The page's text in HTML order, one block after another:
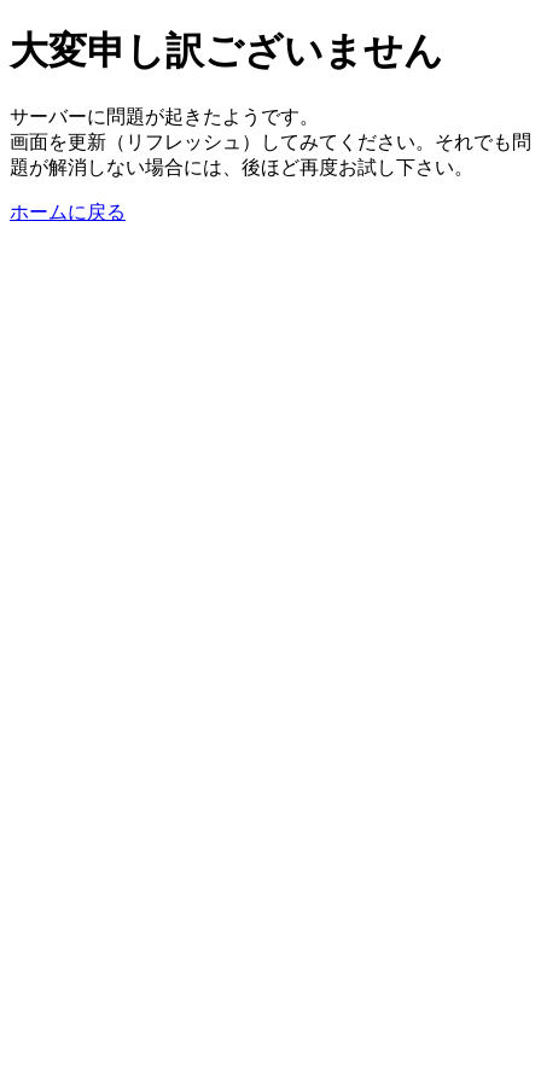
大変申し訳ございません
サーバーに問題が起きたようです。
画面を更新（リフレッシュ）してみてください。それでも問
題が解消しない場合には、後ほど再度お試し下さい。
ホームに戻る